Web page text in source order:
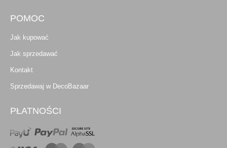
POMOC
Jak kupować
Jak sprzedawać
Kontakt
Sprzedawaj w DecoBazaar
PŁATNOŚCI